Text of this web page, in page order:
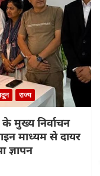
राज्य
मुख्य निर्वाचन
माध्यम से दायर
ज्ञापन